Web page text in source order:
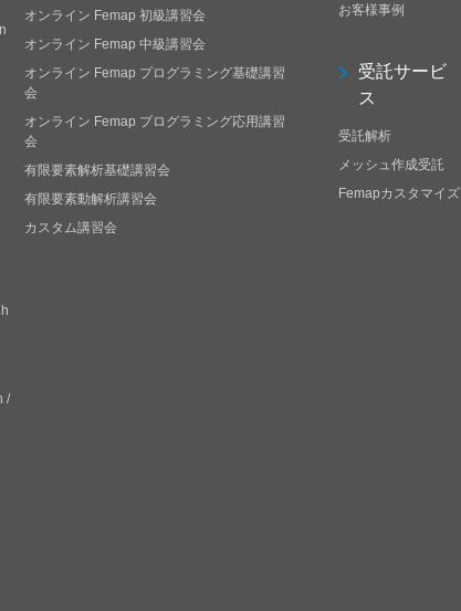
/
オンライン Femap 初級講習会
オンライン Femap 中級講習会
オンライン Femap プログラミング基礎講習
会
オンライン Femap プログラミング応用講習
会
有限要素解析基礎講習会
有限要素動解析講習会
カスタム講習会
お客様事例
受託サービ
ス
受託解析
メッシュ作成受託
Femapカスタマイズ